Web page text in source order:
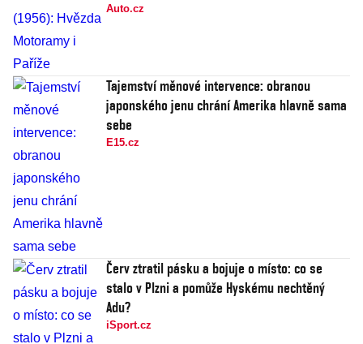
Auto.cz
Tajemství měnové intervence: obranou
japonského jenu chrání Amerika hlavně sama
sebe
E15.cz
Červ ztratil pásku a bojuje o místo: co se
stalo v Plzni a pomůže Hyskému nechtěný
Adu?
iSport.cz